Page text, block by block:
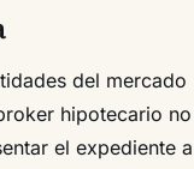
del mercado
hipotecario no
el expediente a